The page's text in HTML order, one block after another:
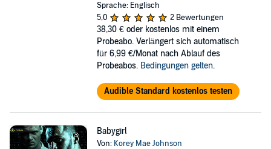
Sprache: Englisch
5,0
2 Bewertungen
38,30 € oder kostenlos mit einem
Probeabo. Verlängert sich automatisch
für 6,99 €/Monat nach Ablauf des
Probeabos. Bedingungen gelten.
Audible Standard kostenlos testen
Babygirl
Von: Korey Mae Johnson